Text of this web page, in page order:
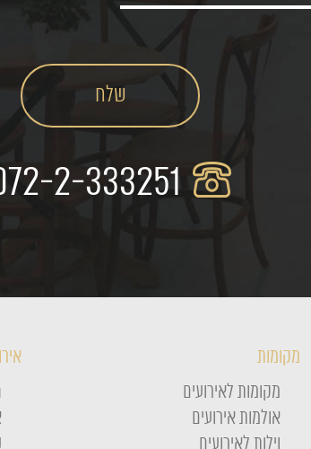
מקומות
מקומות לאירועים
אולמות אירועים
וילות לאירועים